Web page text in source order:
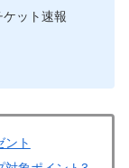
ット速報
ント